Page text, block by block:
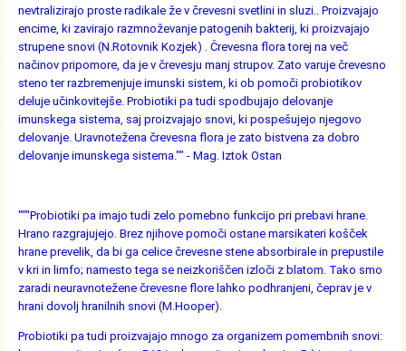
nevtralizirajo proste radikale že v črevesni svetlini in sluzi.. Proizvajajo
encime, ki zavirajo razmnoževanje patogenih bakterij, ki proizvajajo
strupene snovi (N.Rotovnik Kozjek) . Črevesna flora torej na več
načinov pripomore, da je v črevesju manj strupov. Zato varuje črevesno
steno ter razbremenjuje imunski sistem, ki ob pomoči probiotikov
deluje učinkovitejše. Probiotiki pa tudi spodbujajo delovanje
imunskega sistema, saj proizvajajo snovi, ki pospešujejo njegovo
delovanje. Uravnotežena črevesna flora je zato bistvena za dobro
delovanje imunskega sistema."" - Mag. Iztok Ostan
"""Probiotiki pa imajo tudi zelo pomebno funkcijo pri prebavi hrane.
Hrano razgrajujejo. Brez njihove pomoči ostane marsikateri košček
hrane prevelik, da bi ga celice črevesne stene absorbirale in prepustile
v kri in limfo; namesto tega se neizkoriščen izloči z blatom. Tako smo
zaradi neuravnotežene črevesne flore lahko podhranjeni, čeprav je v
hrani dovolj hranilnih snovi (M.Hooper).
Probiotiki pa tudi proizvajajo mnogo za organizem pomembnih snovi: